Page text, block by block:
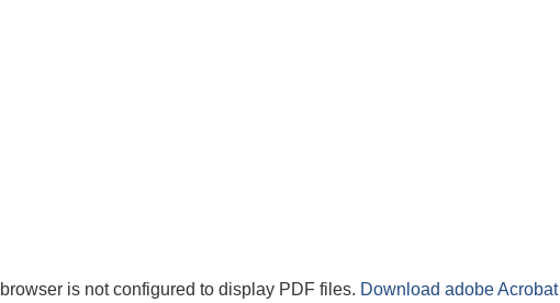
is not configured to display PDF files. Download adobe Acrobat